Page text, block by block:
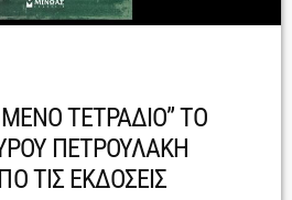
ΤΕΤΡΑΔΙΟ” ΤΟ
ΠΕΤΡΟΥΛΑΚΗ
ΤΙΣ ΕΚΔΟΣΕΙΣ